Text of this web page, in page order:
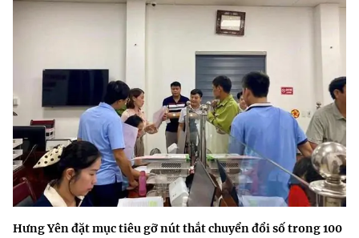
Hưng Yên đặt mục tiêu gỡ nút thắt chuyển đổi số trong 100